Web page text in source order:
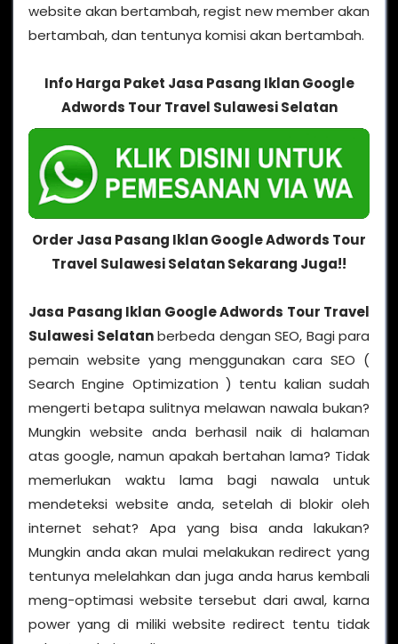
website akan bertambah, regist new member akan
bertambah, dan tentunya komisi akan bertambah.
Info Harga Paket Jasa Pasang Iklan Google
Adwords Tour Travel Sulawesi Selatan
Order Jasa Pasang Iklan Google Adwords Tour
Travel Sulawesi Selatan Sekarang Juga!!
Jasa Pasang Iklan Google Adwords Tour Travel
Sulawesi Selatanberbeda dengan SEO, Bagi para
pemain website yang menggunakan cara SEO (
Search Engine Optimization ) tentu kalian sudah
mengerti betapa sulitnya melawan nawala bukan?
Mungkin website anda berhasil naik di halaman
atas google, namun apakah bertahan lama? Tidak
memerlukan waktu lama bagi nawala untuk
mendeteksi website anda, setelah di blokir oleh
internet sehat? Apa yang bisa anda lakukan?
Mungkin anda akan mulai melakukan redirect yang
tentunya melelahkan dan juga anda harus kembali
meng-optimasi website tersebut dari awal, karna
power yang di miliki website redirect tentu tidak